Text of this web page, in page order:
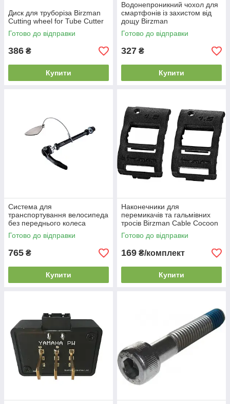
Диск для труборіза Birzman
Cutting wheel for Tube Cutter
Готово до відправки
386 ₴
Купити
Водонепроникний чохол для
смартфонів із захистом від
дощу Birzman
Готово до відправки
327 ₴
Купити
Система для
транспортування велосипеда
без переднього колеса
Birzman Chain Keeper (Front)
Готово до відправки
765 ₴
Купити
Наконечники для
перемикачів та гальмівних
тросів Birzman Cable Cocoon
Готово до відправки
169 ₴/комплект
Купити